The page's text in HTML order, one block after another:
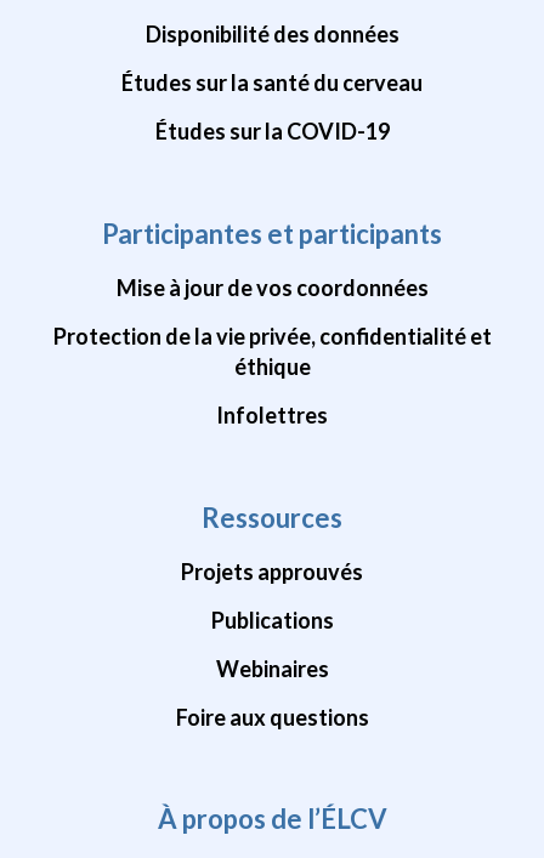
Disponibilité des données
Études sur la santé du cerveau
Études sur la COVID-19
Participantes et participants
Mise à jour de vos coordonnées
Protection de la vie privée, confidentialité et
éthique
Infolettres
Ressources
Projets approuvés
Publications
Webinaires
Foire aux questions
À propos de l’ÉLCV